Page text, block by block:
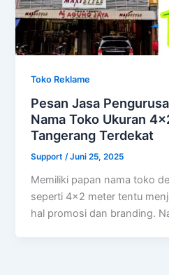
Toko Reklame
Pesan Jasa
Nama Toko Ukuran
Tangerang Terdekat
Support/Juni 25, 2025
Memiliki papan nama toko
seperti 4×2 meter tentu
hal promosi dan branding.